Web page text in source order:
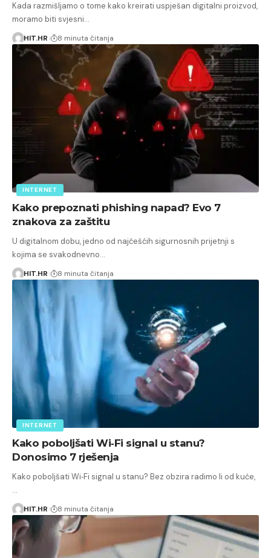
Kada razmišljamo o tome kako kreirati uspješan digitalni proizvod,
moramo biti svjesni…
HIT.HR 8 minuta čitanja
INTERNET
Kako prepoznati phishing napad? Evo 7
znakova za zaštitu
U digitalnom dobu, jedno od najčešćih sigurnosnih prijetnji s
kojima se svakodnevno…
HIT.HR 8 minuta čitanja
INTERNET
Kako poboljšati Wi‑Fi signal u stanu?
Donosimo 7 rješenja
Kako poboljšati Wi‑Fi signal u stanu? Bez obzira radimo li od kuće,
…
HIT.HR 8 minuta čitanja